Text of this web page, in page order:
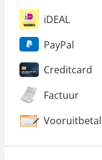
iDEAL
PayPal
Creditcard
Factuur